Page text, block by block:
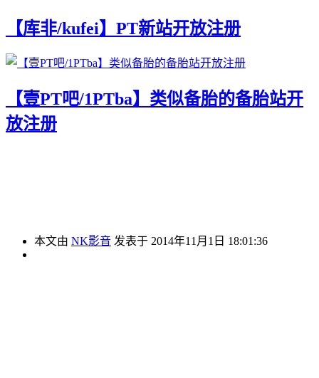
【库非/kufei】PT新站开放注册
【壹PT吧/1PTba】类似备胎的备胎站开
放注册
本文由 NK影音 发表于 2014年11月1日 18:01:36